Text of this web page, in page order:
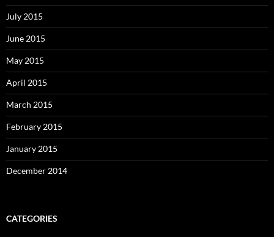
July 2015
June 2015
May 2015
April 2015
March 2015
February 2015
January 2015
December 2014
CATEGORIES